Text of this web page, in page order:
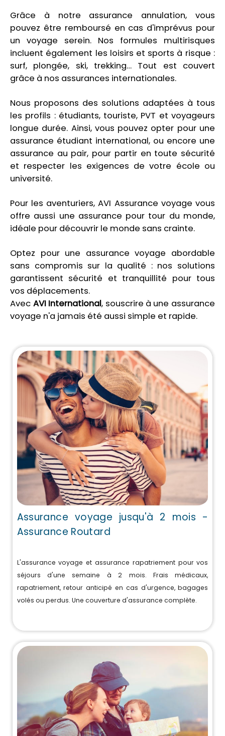
Grâce à notre assurance annulation, vous
pouvez être remboursé en cas d'imprévus pour
un voyage serein. Nos formules multirisques
incluent également les loisirs et sports à risque :
surf, plongée, ski, trekking… Tout est couvert
grâce à nos assurances internationales.
Nous proposons des solutions adaptées à tous
les profils : étudiants, touriste, PVT et voyageurs
longue durée. Ainsi, vous pouvez opter pour une
assurance étudiant international, ou encore une
assurance au pair, pour partir en toute sécurité
et respecter les exigences de votre école ou
université.
Pour les aventuriers, AVI Assurance voyage vous
offre aussi une assurance pour tour du monde,
idéale pour découvrir le monde sans crainte.
Optez pour une assurance voyage abordable
sans compromis sur la qualité : nos solutions
garantissent sécurité et tranquillité pour tous
vos déplacements.
Avec AVI International, souscrire à une assurance
voyage n'a jamais été aussi simple et rapide.
Assurance voyage jusqu'à 2 mois -
Assurance Routard
L'assurance voyage et assurance rapatriement pour vos
séjours d'une semaine à 2 mois. Frais médicaux,
rapatriement, retour anticipé en cas d'urgence, bagages
volés ou perdus. Une couverture d'assurance complète.